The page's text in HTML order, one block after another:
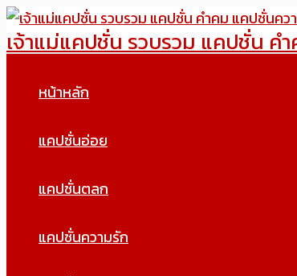
Skip
to
เจ้าแม่แคปชั่น รวบรวม แคปชั่น
หน้าหลัก
แคปชั่นอ่อย
แคปชั่นตลก
แคปชั่นความรัก